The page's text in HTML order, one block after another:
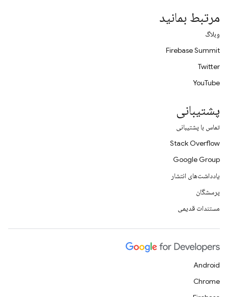
مرتبط بمانید
وبلاگ
Firebase Summit
Twitter
YouTube
پشتیبانی
تماس با پشتیبانی
Stack Overflow
Google Group
یادداشت‌های انتشار
پرسشگان
مستندات قدیمی
Android
Chrome